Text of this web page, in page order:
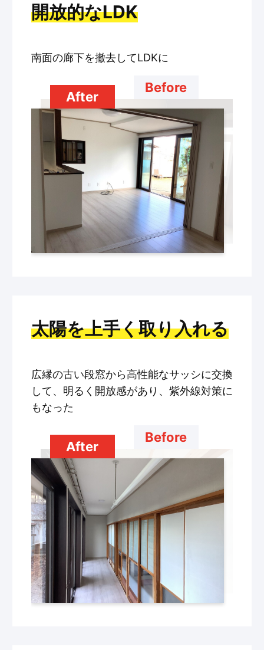
開放的なLDK
南面の廊下を撤去してLDKに
Before
After
太陽を上手く取り入れる
広縁の古い段窓から高性能なサッシに交換
して、明るく開放感があり、紫外線対策に
もなった
Before
After